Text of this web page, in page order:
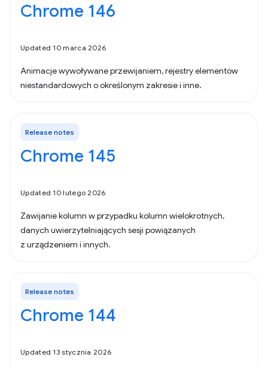
Chrome 146
Updated 10 marca 2026
Animacje wywoływane przewijaniem, rejestry elementów
niestandardowych o określonym zakresie i inne.
Release notes
Chrome 145
Updated 10 lutego 2026
Zawijanie kolumn w przypadku kolumn wielokrotnych,
danych uwierzytelniających sesji powiązanych
z urządzeniem i innych.
Release notes
Chrome 144
Updated 13 stycznia 2026